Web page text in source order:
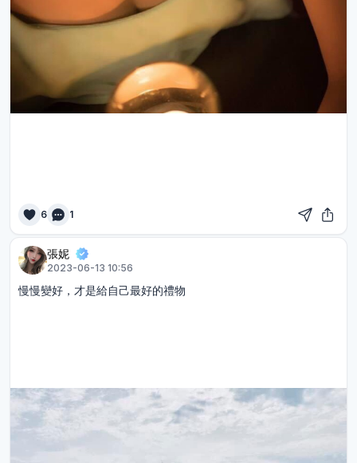
6 1
張妮
2023-06-13 10:56
慢慢變好，才是給自己最好的禮物